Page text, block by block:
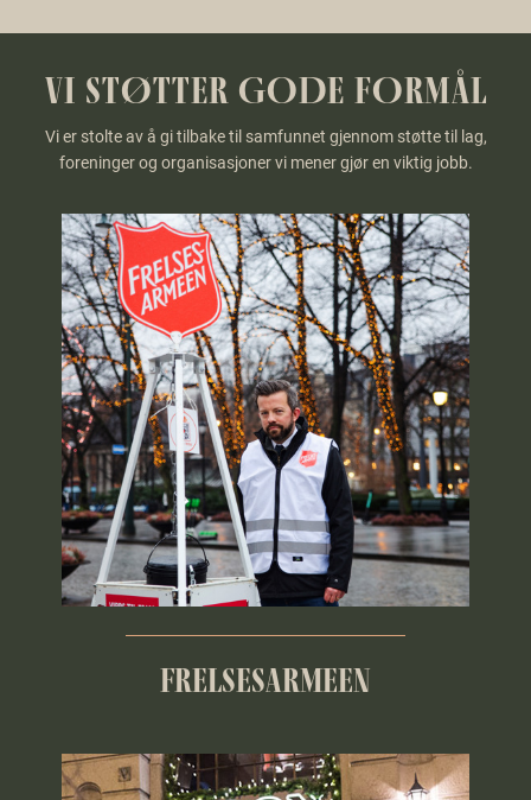
VI STØTTER GODE FORMÅL
Vi er stolte av å gi tilbake til samfunnet gjennom støtte til lag,
foreninger og organisasjoner vi mener gjør en viktig jobb.
FRELSESARMEEN